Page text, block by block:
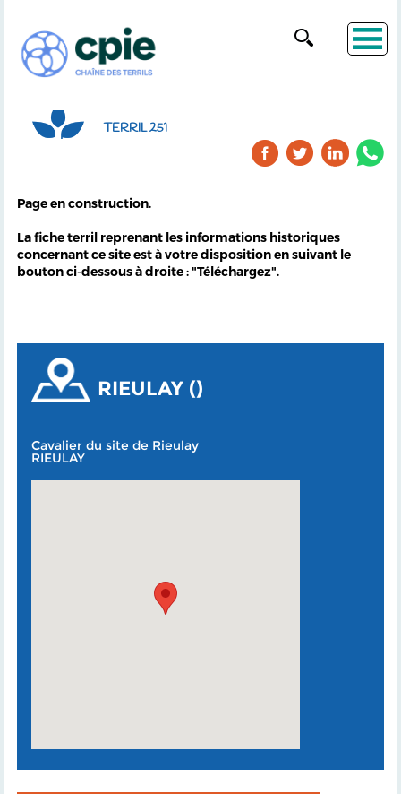
TERRIL 251
Page en construction.
La fiche terril reprenant les informations historiques
concernant ce site est à votre disposition en suivant le
bouton ci-dessous à droite : "Téléchargez".
RIEULAY ()
Cavalier du site de Rieulay
RIEULAY